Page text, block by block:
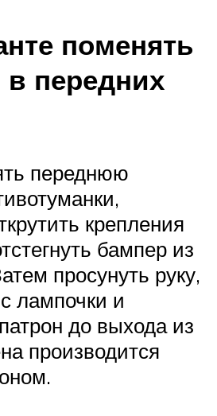
поменять
передних
переднюю
крепления
бампер из
просунуть руку,
лампочки и
до выхода из
производится